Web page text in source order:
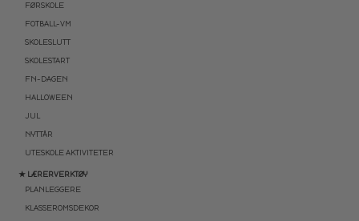
FØRSKOLE
FOTBALL-VM
SKOLESLUTT
SKOLESTART
FN-DAGEN
HALLOWEEN
JUL
NYTTÅR
UTESKOLE AKTIVITETER
★ LÆRERVERKTØY
PLANLEGGERE
KLASSEROMSDEKOR